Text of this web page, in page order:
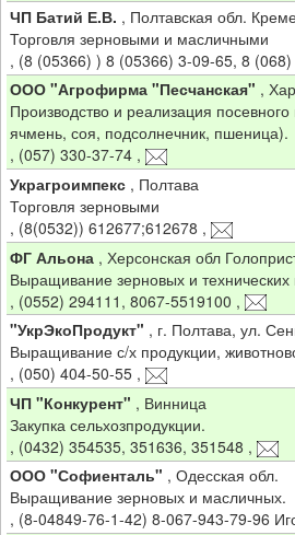
ЧП Батий Е.В. , Полтавская обл.
Торговля зерновыми и масличными
, (8 (05366) ) 8 (05366) 3-09-65, 8
ООО "Агрофирма "Песчанская" ,
Производство и реализация
ячмень, соя, подсолнечник, пшеница).
, (057) 330-37-74,
Украгроимпекс, Полтава
Торговля зерновыми
, (8(0532)) 612677;612678 ,
ФГ Альона, Херсонская обл
Выращивание зерновых и технических
, (0552) 294111, 8067-5519100 ,
"УкрЭкоПродукт" , г. Полтава, ул.
Выращивание с/х продукции,
, (050) 404-50-55,
ЧП "Конкурент" , Винница
Закупка сельхозпродукции.
, (0432) 354535, 351636, 351548 ,
ООО "Софиенталь" , Одесская обл.
Выращивание зерновых и масличных.
, (8-04849-76-1-42) 8-067-943-79-96